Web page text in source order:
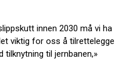
innen 2030 må vi ha
viktig for oss å tilrettelegge
til jernbanen,»